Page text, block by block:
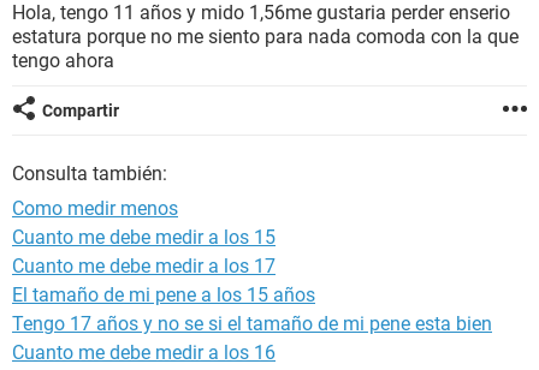
SEXUALIDAD
GLOSARIO
Hola, tengo 11 años y mido 1,56me gustaria perder enserio
estatura porque no me siento para nada comoda con la que
tengo ahora
Compartir
Consulta también:
Como medir menos
Cuanto me debe medir a los 15
Cuanto me debe medir a los 17
El tamaño de mi pene a los 15 años
Tengo 17 años y no se si el tamaño de mi pene esta bien
Cuanto me debe medir a los 16